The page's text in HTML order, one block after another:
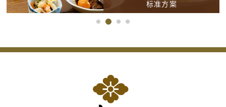
标准方案